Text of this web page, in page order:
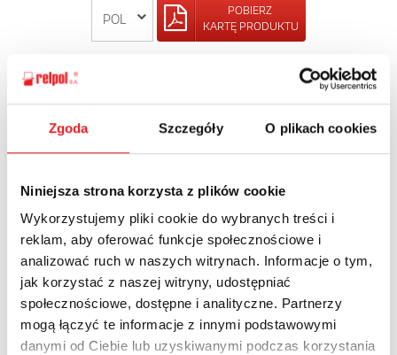
Zgoda Szczegóły O plikach cookies
Niniejsza strona korzysta z plików cookie
Wykorzystujemy pliki cookie do wybranych treści i
reklam, aby oferować funkcje społecznościowe i
analizować ruch w naszych witrynach. Informacje o tym,
jak korzystać z naszej witryny, udostępniać
społecznościowe, dostępne i analityczne. Partnerzy
mogą łączyć te informacje z innymi podstawowymi
danymi od Ciebie lub uzyskiwanymi podczas korzystania
POBIERZ
KARTĘ PRODUKTU
Zapytaj o szczegóły oferty
Imię i nazwisko: *
Adres e-mail: *